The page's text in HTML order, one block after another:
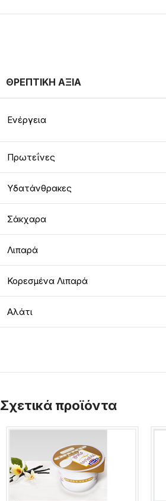
ΘΡΕΠΤΙΚΗ ΑΞΙΑ
Ενέργεια
Πρωτεΐνες
Υδατάνθρακες
Σάκχαρα
Λιπαρά
Κορεσμένα Λιπαρά
Αλάτι
Σχετικά προϊόντα